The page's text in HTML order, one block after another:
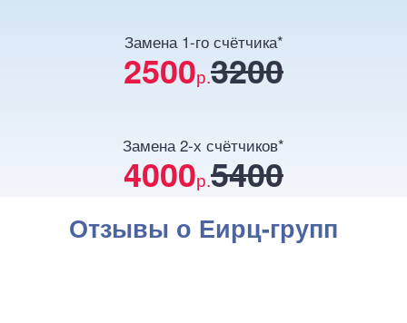
Замена 1-го счётчика*
2500р.3200
Замена 2-х счётчиков*
4000р.5400
Отзывы о Еирц-групп